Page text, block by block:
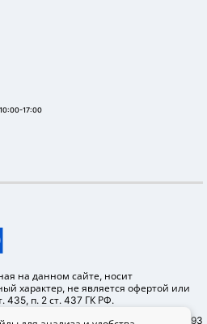
17:00
на данном сайте, носит
характер, не является офертой или
435, п. 2 ст. 437 ГК РФ.
ОГРН 1147232004655 ИНН 7203304293